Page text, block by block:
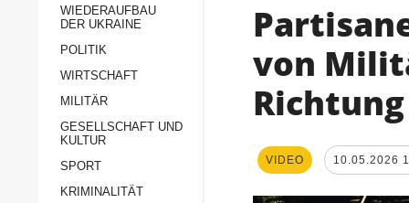
ALLE RUBRIKEN
Wiederaufbau der
Politik
Militär
WIEDERAUFBAU
DER UKRAINE
POLITIK
WIRTSCHAFT
MILITÄR
GESELLSCHAFT UND
KULTUR
SPORT
KRIMINALITÄT
von
VIDEO 10.05.2026